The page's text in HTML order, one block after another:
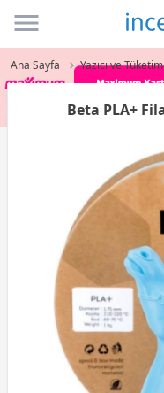
Ana Sayfa Yazıcı ve Tüketim
Beta PLA+